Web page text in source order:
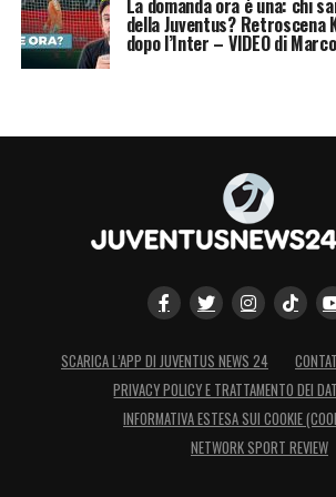
per una partita di pallone.
alzata al cielo in un gesto
aspramente criticato è una
più sbagliato fu il giorno dopo
scaletta dell’aereo, quando
tempo per riflettere e onorare
chi non c’era più.
anche da ciò che accadde
Bruxelles, nelle strade italiane.
dell’Heysel vide l’Italia dividersi
La domanda ora è una: chi
della Juventus? Retroscena
dopo l’Inter – VIDEO di
SCARICA L’APP DI JUVENTUS NEWS 24
PRIVACY POLICY E TRATTAMENTO DEI
INFORMATIVA ESTESA SUI COOKIE
NETWORK SPORT REVIEW